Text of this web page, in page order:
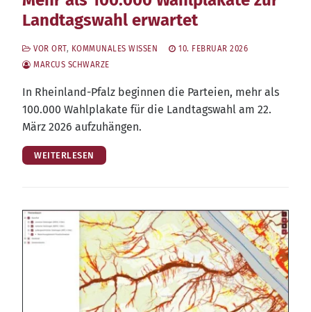
Landtagswahl erwartet
VOR ORT, KOMMUNALES WISSEN
10. FEBRUAR 2026
MARCUS SCHWARZE
In Rhein­land-Pfalz begin­nen die Par­tei­en, mehr als
100.000 Wahl­pla­ka­te für die Land­tags­wahl am 22.
März 2026 aufzuhängen.
WEITERLESEN